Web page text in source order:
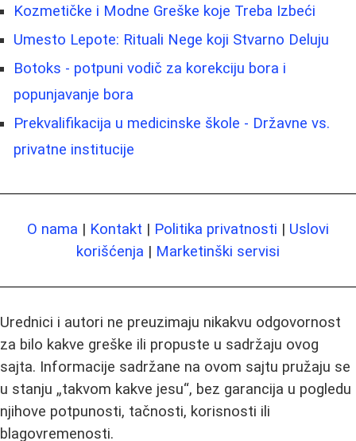
Kozmetičke i Modne Greške koje Treba Izbeći
Umesto Lepote: Rituali Nege koji Stvarno Deluju
Botoks - potpuni vodič za korekciju bora i
popunjavanje bora
Prekvalifikacija u medicinske škole - Državne vs.
privatne institucije
O nama | Kontakt | Politika privatnosti | Uslovi
korišćenja | Marketinški servisi
Urednici i autori ne preuzimaju nikakvu odgovornost
za bilo kakve greške ili propuste u sadržaju ovog
sajta. Informacije sadržane na ovom sajtu pružaju se
u stanju „takvom kakve jesu“, bez garancija u pogledu
njihove potpunosti, tačnosti, korisnosti ili
blagovremenosti.